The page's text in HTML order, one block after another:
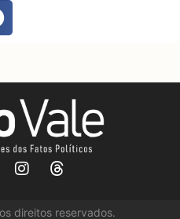
direitos reservados.